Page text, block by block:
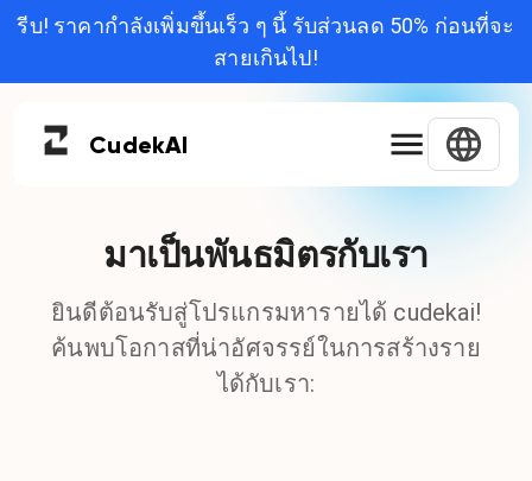
รีบ! ราคากำลังเพิ่มขึ้นเร็ว ๆ นี้ รับส่วนลด 50% ก่อนที่จะ
สายเกินไป!
CudekAI
มาเป็นพันธมิตรกับเรา
ยินดีต้อนรับสู่โปรแกรมหารายได้ cudekai!
ค้นพบโอกาสที่น่าอัศจรรย์ในการสร้างราย
ได้กับเรา: